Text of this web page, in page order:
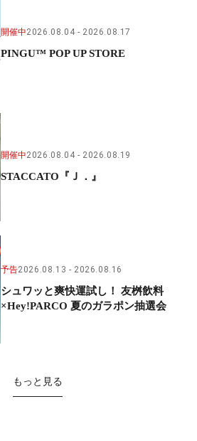
開催中2026.08.04 2026.08.17
PINGU™ POP UP STORE
開催中2026.08.04 2026.08.19
STACCATO『Ｊ．』
予告2026.08.13 2026.08.16
シュワッと爽快運試し！ 友桝飲料
×Hey!PARCO 夏のガラポン抽選会
もっと見る